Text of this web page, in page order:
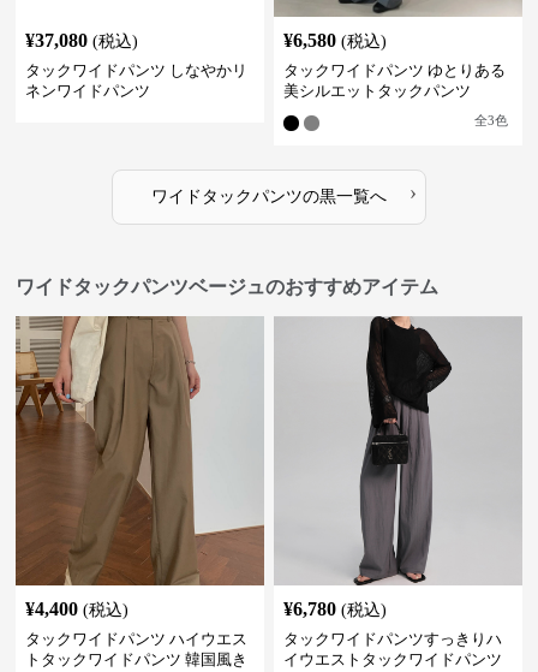
¥37,080 (税込)
タックワイドパンツ しなやかリ
ネンワイドパンツ
¥6,580 (税込)
タックワイドパンツ ゆとりある
美シルエットタックパンツ
全3色
ワイドタックパンツの黒一覧へ ›
ワイドタックパンツベージュのおすすめアイテム
¥4,400 (税込)
タックワイドパンツ ハイウエス
トタックワイドパンツ 韓国風き
¥6,780 (税込)
タックワイドパンツすっきりハ
イウエストタックワイドパンツ